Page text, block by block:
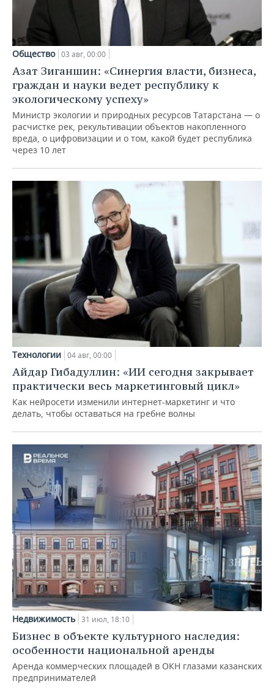
Общество 03 авг, 00:00
Азат Зиганшин: «Синергия власти, бизнеса,
граждан и науки ведет республику к
экологическому успеху»
Министр экологии и природных ресурсов Татарстана — о
расчистке рек, рекультивации объектов накопленного
вреда, о цифровизации и о том, какой будет республика
через 10 лет
Технологии 04 авг, 00:00
Айдар Гибадуллин: «ИИ сегодня закрывает
практически весь маркетинговый цикл»
Как нейросети изменили интернет-маркетинг и что
делать, чтобы оставаться на гребне волны
Недвижимость 31 июл, 18:10
Бизнес в объекте культурного наследия:
особенности национальной аренды
Аренда коммерческих площадей в ОКН глазами казанских
предпринимателей